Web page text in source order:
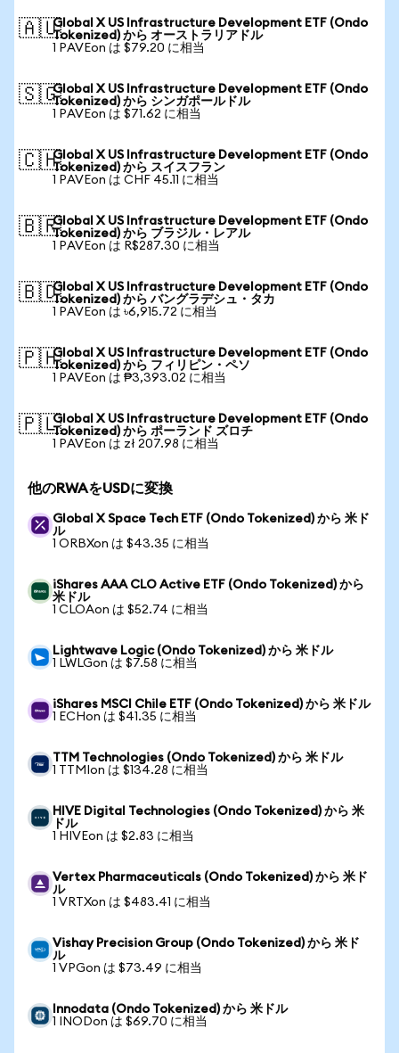
🇦🇺Global X US Infrastructure Development ETF (Ondo
Tokenized) から オーストラリアドル
1 PAVEon は $79.20 に相当
🇸🇬Global X US Infrastructure Development ETF (Ondo
Tokenized) から シンガポールドル
1 PAVEon は $71.62 に相当
🇨🇭Global X US Infrastructure Development ETF (Ondo
Tokenized) から スイスフラン
1 PAVEon は CHF 45.11 に相当
🇧🇷Global X US Infrastructure Development ETF (Ondo
Tokenized) から ブラジル・レアル
1 PAVEon は R$287.30 に相当
🇧🇩Global X US Infrastructure Development ETF (Ondo
Tokenized) から バングラデシュ・タカ
1 PAVEon は ৳6,915.72 に相当
🇵🇭Global X US Infrastructure Development ETF (Ondo
Tokenized) から フィリピン・ペソ
1 PAVEon は ₱3,393.02 に相当
🇵🇱Global X US Infrastructure Development ETF (Ondo
Tokenized) から ポーランド ズロチ
1 PAVEon は zł 207.98 に相当
他のRWAをUSDに変換
Global X Space Tech ETF (Ondo Tokenized) から 米ド
ル
1 ORBXon は $43.35 に相当
iShares AAA CLO Active ETF (Ondo Tokenized) から
米ドル
1 CLOAon は $52.74 に相当
Lightwave Logic (Ondo Tokenized) から 米ドル
1 LWLGon は $7.58 に相当
iShares MSCI Chile ETF (Ondo Tokenized) から 米ドル
1 ECHon は $41.35 に相当
TTM Technologies (Ondo Tokenized) から 米ドル
1 TTMIon は $134.28 に相当
HIVE Digital Technologies (Ondo Tokenized) から 米
ドル
1 HIVEon は $2.83 に相当
Vertex Pharmaceuticals (Ondo Tokenized) から 米ド
ル
1 VRTXon は $483.41 に相当
Vishay Precision Group (Ondo Tokenized) から 米ド
ル
1 VPGon は $73.49 に相当
Innodata (Ondo Tokenized) から 米ドル
1 INODon は $69.70 に相当